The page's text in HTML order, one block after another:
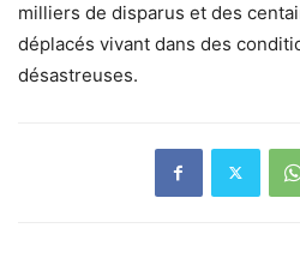
milliers de disparus et des
déplacés vivant dans des
désastreuses.